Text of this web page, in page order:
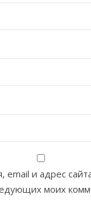
email и адрес
моих